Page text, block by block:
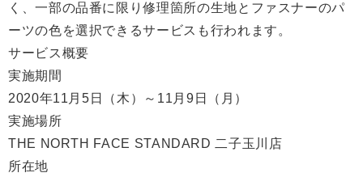
く、一部の品番に限り修理箇所の生地とファスナーのパ
ーツの色を選択できるサービスも行われます。
サービス概要
実施期間
2020年11月5日（木）～11月9日（月）
実施場所
THE NORTH FACE STANDARD 二子玉川店
所在地